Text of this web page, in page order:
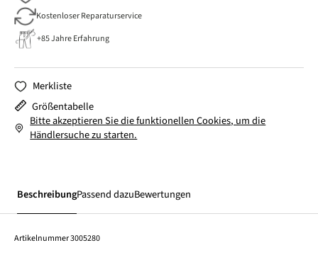
Kostenloser Reparaturservice
+85 Jahre Erfahrung
Merkliste
Größentabelle
Bitte akzeptieren Sie die funktionellen Cookies, um die
Händlersuche zu starten.
BeschreibungPassend dazuBewertungen
Artikelnummer3005280